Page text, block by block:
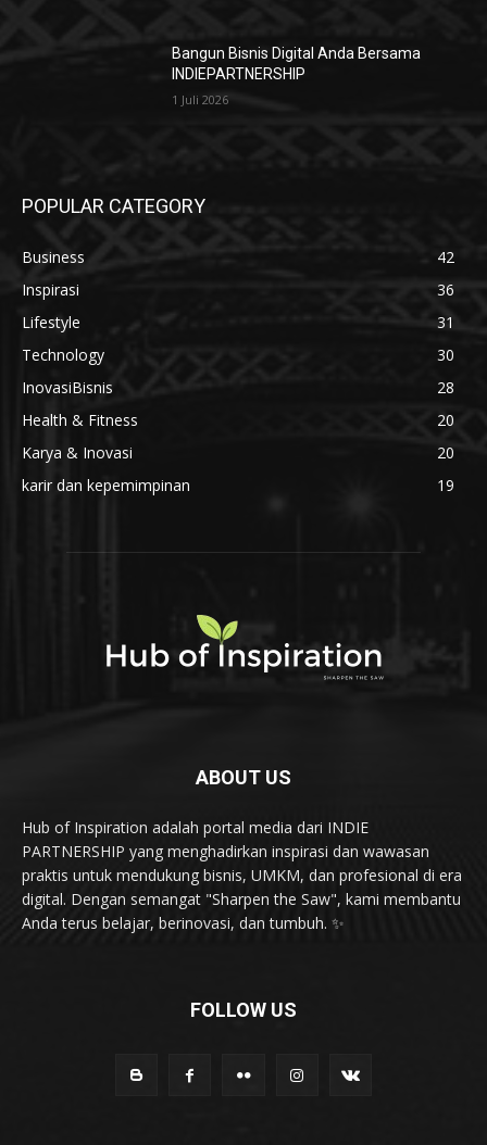
Bangun Bisnis Digital Anda Bersama
INDIEPARTNERSHIP
1 Juli 2026
POPULAR CATEGORY
Business
42
Inspirasi
36
Lifestyle
31
Technology
30
InovasiBisnis
28
Health & Fitness
20
Karya & Inovasi
20
karir dan kepemimpinan
19
ABOUT US
Hub of Inspiration adalah portal media dari INDIE
PARTNERSHIP yang menghadirkan inspirasi dan wawasan
praktis untuk mendukung bisnis, UMKM, dan profesional di era
digital. Dengan semangat "Sharpen the Saw", kami membantu
Anda terus belajar, berinovasi, dan tumbuh. ✨
FOLLOW US